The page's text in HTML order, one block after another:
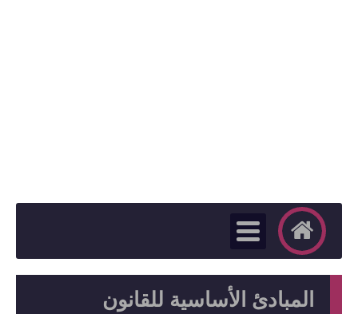
المبادئ الأساسية للقانون